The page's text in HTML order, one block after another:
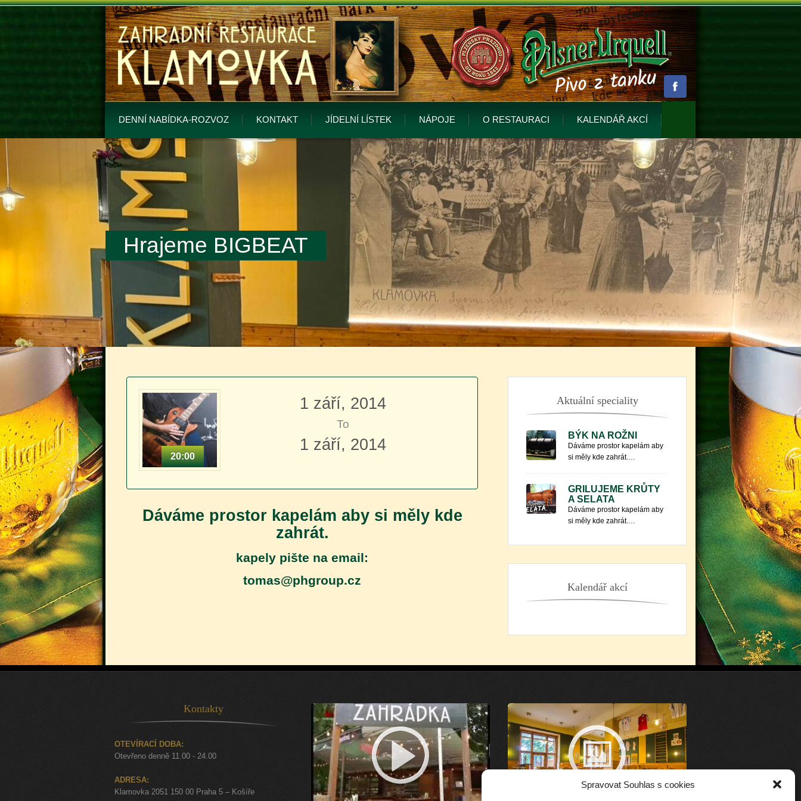
Spravovat Souhlas s cookies
DENNÍ NABÍDKA-ROZVOZ KONTAKT JÍDELNÍ LÍSTEK NÁPOJE O RESTAURACI KALENDÁŘ AKCÍ
Hrajeme BIGBEAT
20:00
1 září, 2014
To
1 září, 2014
Dáváme prostor kapelám aby si měly kde
zahrát.
kapely pište na email:
tomas@phgroup.cz
Aktuální speciality
BÝK NA ROŽNI
Dáváme prostor kapelám aby
si měly kde zahrát.…
GRILUJEME KRŮTY
A SELATA
Dáváme prostor kapelám aby
si měly kde zahrát.…
Kalendář akcí
Kontakty
OTEVÍRACÍ DOBA:
Otevřeno denně 11.00 - 24.00
ADRESA:
Klamovka 2051 150 00 Praha 5 – Košíře